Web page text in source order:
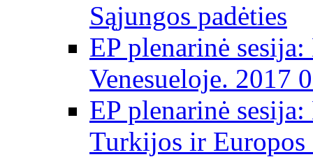
Sąjungos padėties
EP plenarinė
Venesueloje. 2017
EP plenarinė
Turkijos ir Europos